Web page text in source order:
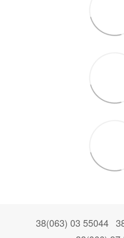
38(063) 03 55044